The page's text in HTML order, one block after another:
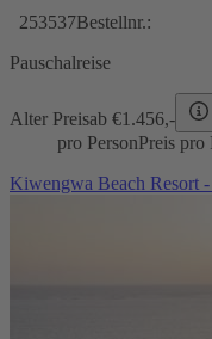
253537Bestellnr.:
Pauschalreise
Alter Preisab €1.456,-
pro PersonPreis pro
Kiwengwa Beach Resort